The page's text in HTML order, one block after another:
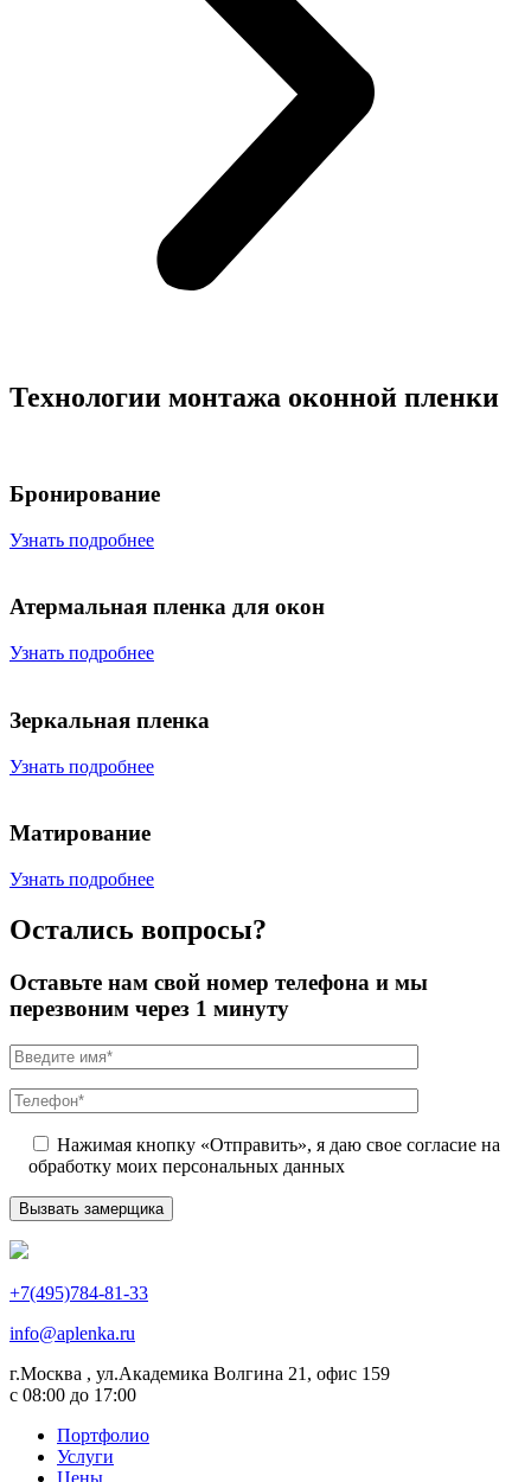
Технологии монтажа оконной пленки
Бронирование
Узнать подробнее
Атермальная пленка для окон
Узнать подробнее
Зеркальная пленка
Узнать подробнее
Матирование
Узнать подробнее
Остались вопросы?
Оставьте нам свой номер телефона и мы
перезвоним через 1 минуту
Нажимая кнопку «Отправить», я даю свое согласие на
обработку моих персональных данных
+7(495)784-81-33
info@aplenka.ru
г.Москва , ул.Академика Волгина 21, офис 159
с 08:00 до 17:00
Портфолио
Услуги
Цены